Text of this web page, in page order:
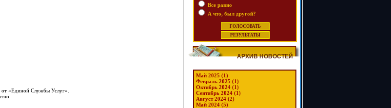
«Единой Службы Услуг».
Все равно
А что, был другой?
АРХИВ НОВОСТЕЙ
Май 2025 (1)
Февраль 2025 (1)
Октябрь 2024 (1)
Сентябрь 2024 (1)
Август 2024 (2)
Май 2024 (5)